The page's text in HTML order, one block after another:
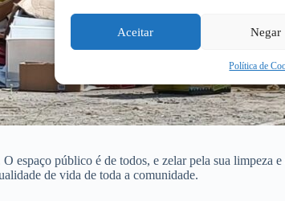
Aceitar Negar
Política de
espaço público é de todos, e zelar pela sua
de vida de toda a comunidade.